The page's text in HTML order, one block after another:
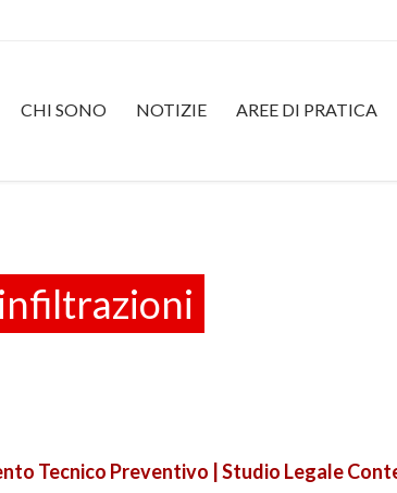
CHI SONO NOTIZIE AREE DI PRATICA
Tecnico Preventivo | Studio Legale